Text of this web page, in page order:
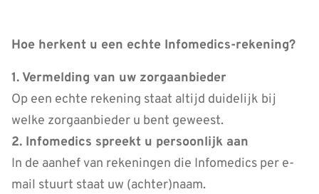
Hoe herkent u een echte Infomedics-rekening?
1. Vermelding van uw zorgaanbieder
Op een echte rekening staat altijd duidelijk bij
welke zorgaanbieder u bent geweest.
2. Infomedics spreekt u persoonlijk aan
In de aanhef van rekeningen die Infomedics per e-
mail stuurt staat uw (achter)naam.